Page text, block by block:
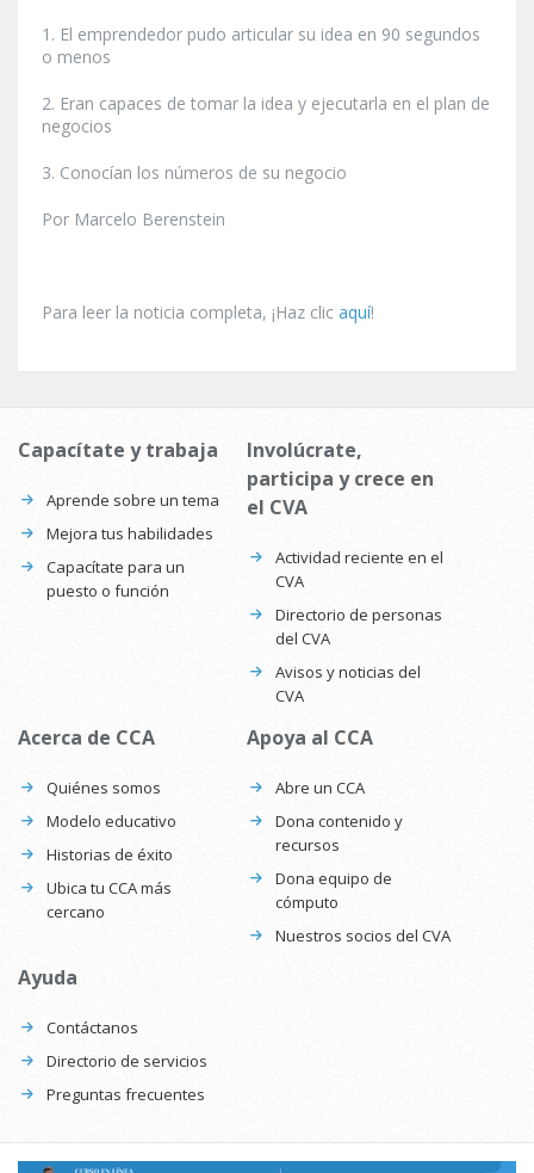
1. El emprendedor pudo articular su idea en 90 segundos
o menos
2. Eran capaces de tomar la idea y ejecutarla en el plan de
negocios
3. Conocían los números de su negocio
Por Marcelo Berenstein
Para leer la noticia completa, ¡Haz clic aquí!
Capacítate y trabaja
Aprende sobre un tema
Mejora tus habilidades
Capacítate para un
puesto o función
Involúcrate,
participa y crece en
el CVA
Actividad reciente en el
CVA
Directorio de personas
del CVA
Avisos y noticias del
CVA
Acerca de CCA
Quiénes somos
Modelo educativo
Historias de éxito
Ubica tu CCA más
cercano
Apoya al CCA
Abre un CCA
Dona contenido y
recursos
Dona equipo de
cómputo
Nuestros socios del CVA
Ayuda
Contáctanos
Directorio de servicios
Preguntas frecuentes